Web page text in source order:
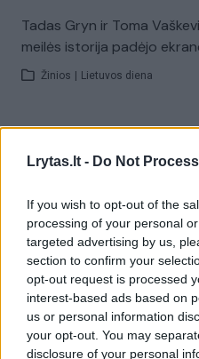
Lrytas.lt - Do Not
If you wish to opt-out of the
processing of your personal
targeted advertising by us,
section to confirm your
opt-out request is processed
interest-based ads based on
us or personal information
your opt-out. You may
disclosure of your personal
Tadas Gryn ir Toma
meilės istorija padėjo
Žinios Lietuvos diena
Laidos | Žinios
Visi
Žiūrimiausi